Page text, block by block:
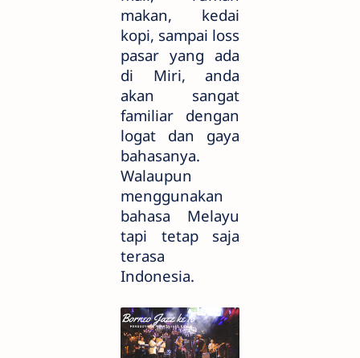
makan, kedai
kopi, sampai loss
pasar yang ada
di Miri, anda
akan sangat
familiar dengan
logat dan gaya
bahasanya.
Walaupun
menggunakan
bahasa Melayu
tapi tetap saja
terasa
Indonesia.